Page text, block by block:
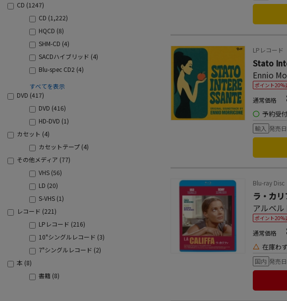
CD (1247)
CD (1,222)
HQCD (8)
SHM-CD (4)
SACDハイブリッド (4)
Blu-spec CD2 (4)
すべてを表示
DVD (417)
DVD (416)
HD-DVD (1)
カセット (4)
カセットテープ (4)
その他メディア (77)
VHS (56)
LD (20)
S-VHS (1)
レコード (221)
LPレコード (216)
10"シングルレコード (3)
7"シングルレコード (2)
本 (8)
書籍 (8)
LPレコード
Stato
Ennio
ポイント20%
通常価格
◯ 予約受
輸入 発売
Blu-ray Disc
ラ・カリ
アルベ
ポイント20%
通常価格
△ 在庫わ
国内 発売